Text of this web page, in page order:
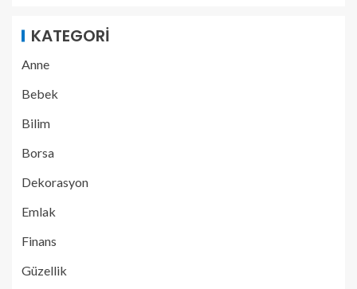
KATEGORI
Anne
Bebek
Bilim
Borsa
Dekorasyon
Emlak
Finans
Güzellik